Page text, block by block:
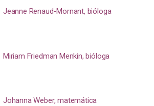
Jeanne Renaud-Mornant, bióloga
Miriam Friedman Menkin, bióloga
Johanna Weber, matemática